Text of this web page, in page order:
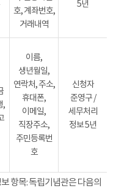
호, 계좌번호,
거래내역
5년
,
이름,
생년월일,
연락처, 주소,
휴대폰,
이메일,
직장주소,
주민등록번
호
신청자
준영구 /
세무처리
정보 5년
항목: 독립기념관은 다음의